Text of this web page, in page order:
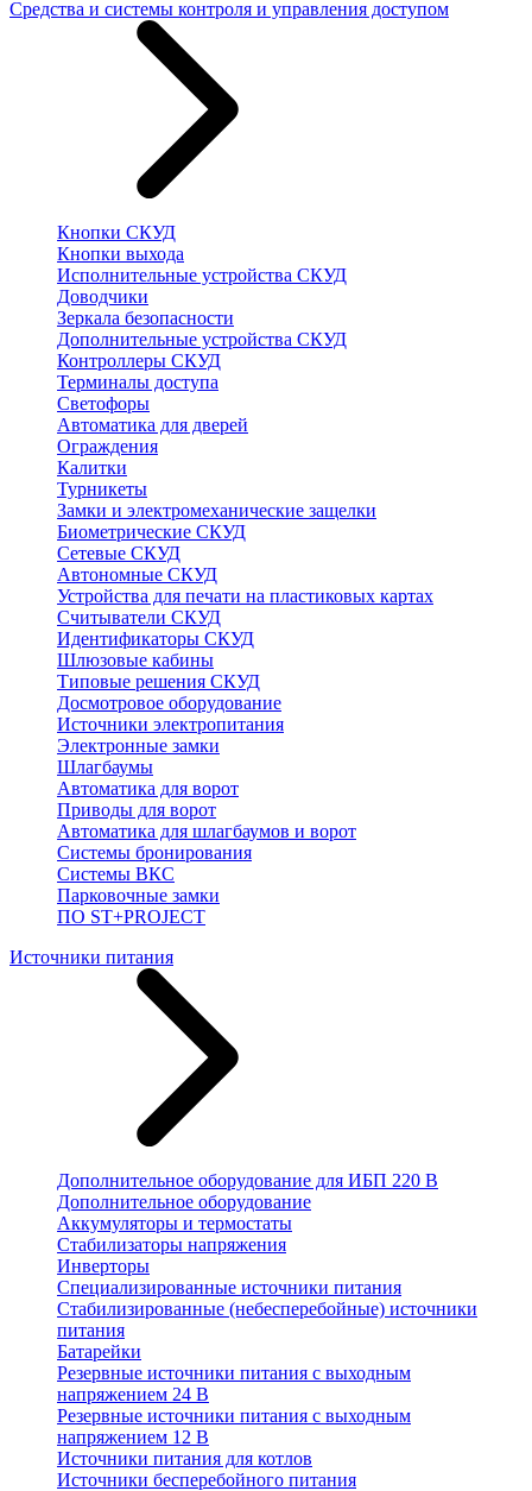
Средства и системы контроля и управления доступом
Кнопки СКУД
Кнопки выхода
Исполнительные устройства СКУД
Доводчики
Зеркала безопасности
Дополнительные устройства СКУД
Контроллеры СКУД
Терминалы доступа
Светофоры
Автоматика для дверей
Ограждения
Калитки
Турникеты
Замки и электромеханические защелки
Биометрические СКУД
Сетевые СКУД
Автономные СКУД
Устройства для печати на пластиковых картах
Считыватели СКУД
Идентификаторы СКУД
Шлюзовые кабины
Типовые решения СКУД
Досмотровое оборудование
Источники электропитания
Электронные замки
Шлагбаумы
Автоматика для ворот
Приводы для ворот
Автоматика для шлагбаумов и ворот
Системы бронирования
Системы ВКС
Парковочные замки
ПО ST+PROJECT
Источники питания
Дополнительное оборудование для ИБП 220 В
Дополнительное оборудование
Аккумуляторы и термостаты
Стабилизаторы напряжения
Инверторы
Специализированные источники питания
Стабилизированные (небесперебойные) источники
питания
Батарейки
Резервные источники питания с выходным
напряжением 24 В
Резервные источники питания с выходным
напряжением 12 В
Источники питания для котлов
Источники бесперебойного питания